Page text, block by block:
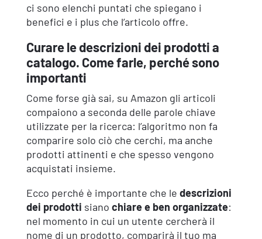
ci sono elenchi puntati che spiegano i
benefici e i plus che l’articolo offre.
Curare le descrizioni dei prodotti a
catalogo. Come farle, perché sono
importanti
Come forse già sai, su Amazon gli articoli
compaiono a seconda delle parole chiave
utilizzate per la ricerca: l’algoritmo non fa
comparire solo ciò che cerchi, ma anche
prodotti attinenti e che spesso vengono
acquistati insieme.
Ecco perché è importante che le descrizioni
dei prodotti siano chiare e ben organizzate:
nel momento in cui un utente cercherà il
nome di un prodotto, comparirà il tuo ma